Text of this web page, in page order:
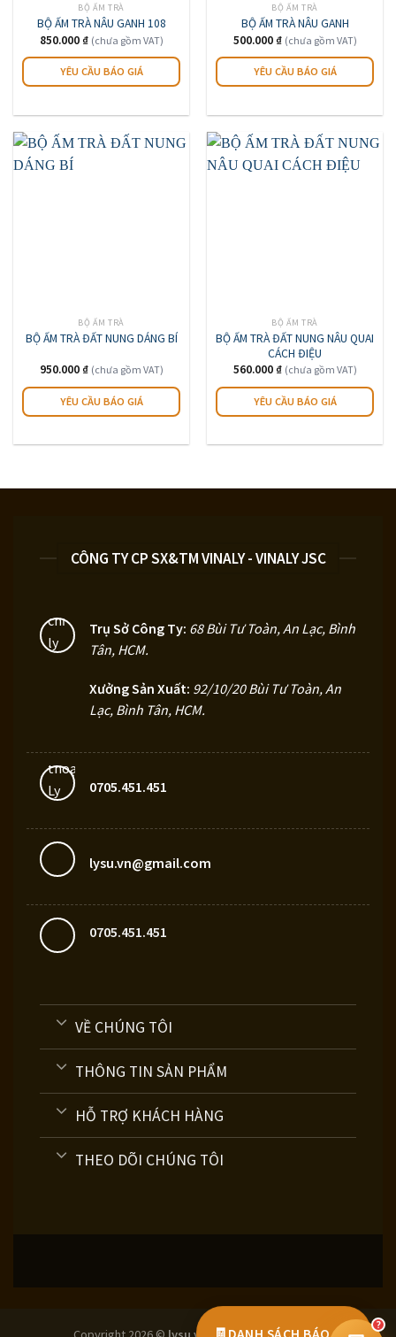
BỘ ẤM TRÀ
BỘ ẤM TRÀ NÂU GANH 108
850.000 ₫ (chưa gồm VAT)
YÊU CẦU BÁO GIÁ
BỘ ẤM TRÀ
BỘ ẤM TRÀ NÂU GANH
500.000 ₫ (chưa gồm VAT)
YÊU CẦU BÁO GIÁ
BỘ ẤM TRÀ
BỘ ẤM TRÀ ĐẤT NUNG DÁNG BÍ
950.000 ₫ (chưa gồm VAT)
YÊU CẦU BÁO GIÁ
BỘ ẤM TRÀ
BỘ ẤM TRÀ ĐẤT NUNG NÂU QUAI
CÁCH ĐIỆU
560.000 ₫ (chưa gồm VAT)
YÊU CẦU BÁO GIÁ
CÔNG TY CP SX&TM VINALY - VINALY JSC
Trụ Sở Công Ty: 68 Bùi Tư Toàn, An Lạc, Bình
Tân, HCM.
Xưởng Sản Xuất: 92/10/20 Bùi Tư Toàn, An
Lạc, Bình Tân, HCM.
0705.451.451
lysu.vn@gmail.com
0705.451.451
VỀ CHÚNG TÔI
THÔNG TIN SẢN PHẨM
HỖ TRỢ KHÁCH HÀNG
THEO DÕI CHÚNG TÔI
?